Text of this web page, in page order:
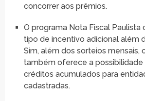
concorrer aos prêmios.
O programa Nota Fiscal
tipo de incentivo adicional além
Sim, além dos sorteios mensais,
também oferece a
créditos acumulados para
cadastradas.